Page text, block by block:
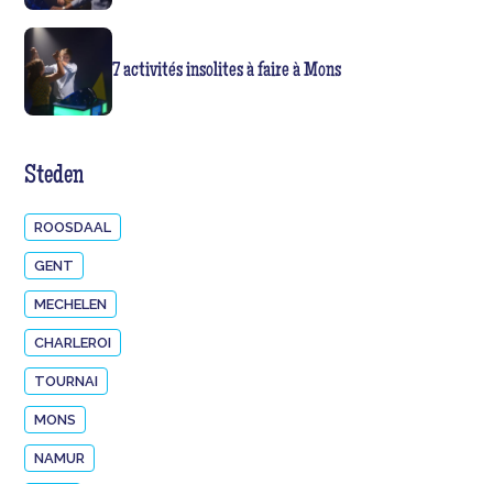
7 activités insolites à faire à Mons
Steden
ROOSDAAL
GENT
MECHELEN
CHARLEROI
TOURNAI
MONS
NAMUR